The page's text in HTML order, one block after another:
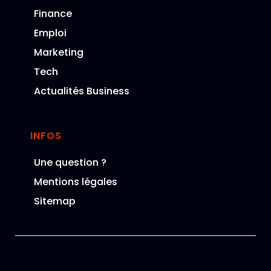
Finance
Emploi
Marketing
Tech
Actualités Business
INFOS
Une question ?
Mentions légales
Sitemap